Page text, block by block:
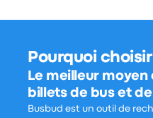
Pourquoi
Le meilleur
billets de bus et
Busbud est un outil de